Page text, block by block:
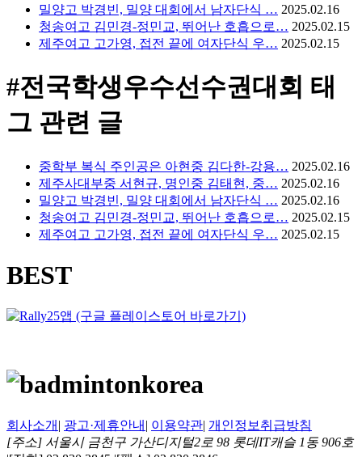
밀양고 박경빈, 밀양 대회에서 남자단식 … 2025.02.16
청송여고 김민경-정민교, 뛰어난 호흡으로… 2025.02.15
제주여고 고가영, 접전 끝에 여자단식 우… 2025.02.15
#전국학생우수선수권대회 태
그 관련 글
중학부 복식 주인공은 아현중 김다한-강용… 2025.02.16
제주사대부중 서현규, 명인중 김태현, 중… 2025.02.16
밀양고 박경빈, 밀양 대회에서 남자단식 … 2025.02.16
청송여고 김민경-정민교, 뛰어난 호흡으로… 2025.02.15
제주여고 고가영, 접전 끝에 여자단식 우… 2025.02.15
BEST
회사소개 | 광고·제휴안내 | 이용약관| 개인정보취급방침
[주소] 서울시 금천구 가산디지털2로 98 롯데IT캐슬 1동 906호